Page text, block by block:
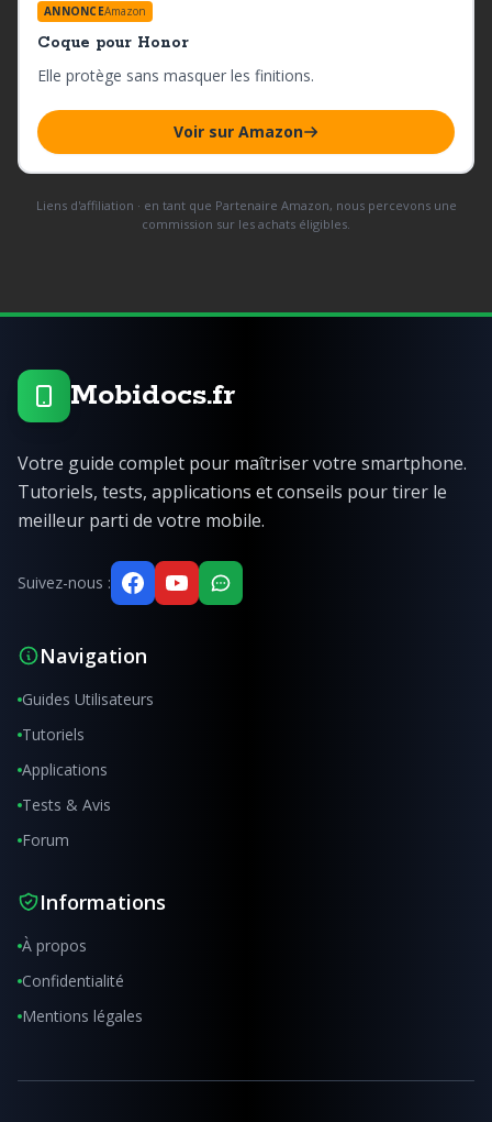
ANNONCEAmazon
Coque pour Honor
Elle protège sans masquer les finitions.
Voir sur Amazon
Liens d'affiliation · en tant que Partenaire Amazon, nous percevons une
commission sur les achats éligibles.
Mobidocs.fr
Votre guide complet pour maîtriser votre smartphone.
Tutoriels, tests, applications et conseils pour tirer le
meilleur parti de votre mobile.
Suivez-nous :
Navigation
Guides Utilisateurs
Tutoriels
Applications
Tests & Avis
Forum
Informations
À propos
Confidentialité
Mentions légales